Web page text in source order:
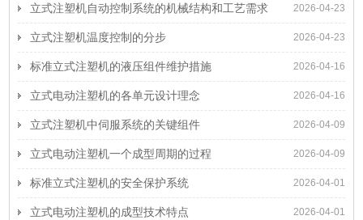
2026-04-23
立式注塑机自动控制系统的机械结构和工艺需求
2026-04-23
立式注塑机温度控制的分步
2026-04-16
标准立式注塑机的液压组件维护措施
2026-04-16
立式电动注塑机的各单元设计理念
2026-04-09
立式注塑机中伺服系统的关键组件
2026-04-09
立式电动注塑机一个成型周期的过程
2026-04-01
标准立式注塑机的安全保护系统
2026-04-01
立式电动注塑机的成型技术特点